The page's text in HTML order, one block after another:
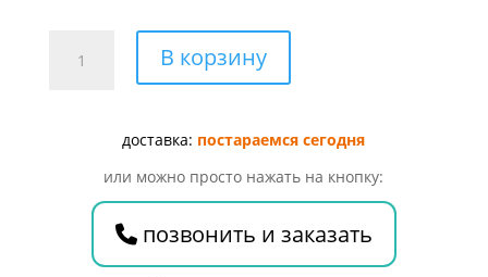
товара
РИВАКСАЖЕН
В корзину
доставка: постараемся сегодня
или можно просто нажать на кнопку:
позвонить и заказать